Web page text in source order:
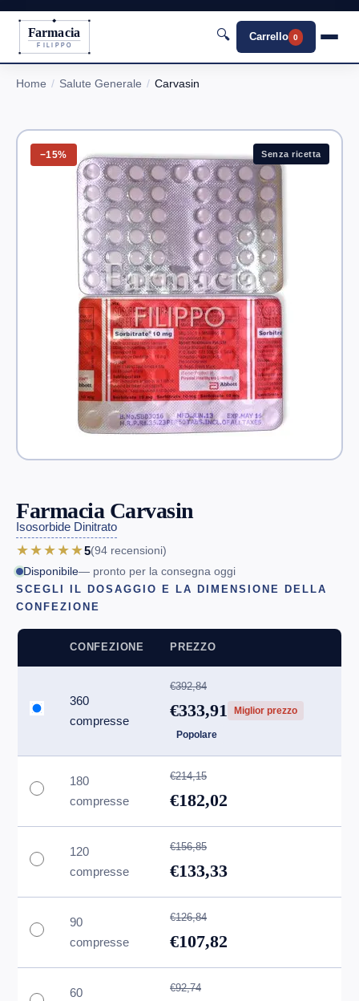
Farmacia
FILIPPO
🔍 Carrello 0
Home Salute Generale Carvasin
−15% Senza ricetta
Farmacia Carvasin
Isosorbide Dinitrato
★★★★★5(94 recensioni)
Disponibile— pronto per la consegna oggi
SCEGLI IL DOSAGGIO E LA DIMENSIONE DELLA
CONFEZIONE
CONFEZIONE PREZZO
360
compresse
€392,84
€333,91 Miglior prezzo
Popolare
180
compresse
€214,15
€182,02
120
compresse
€156,85
€133,33
90
compresse
€126,84
€107,82
60
€92,74